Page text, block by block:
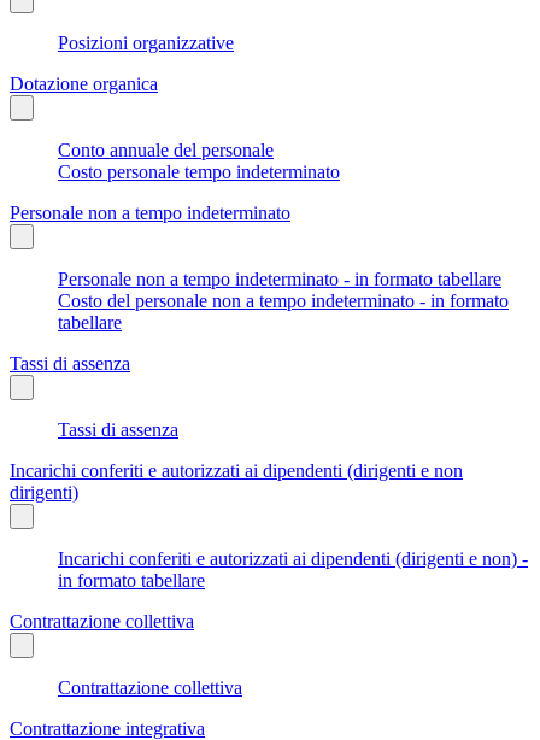
Posizioni organizzative
Dotazione organica
Conto annuale del personale
Costo personale tempo indeterminato
Personale non a tempo indeterminato
Personale non a tempo indeterminato - in formato tabellare
Costo del personale non a tempo indeterminato - in formato
tabellare
Tassi di assenza
Tassi di assenza
Incarichi conferiti e autorizzati ai dipendenti (dirigenti e non
dirigenti)
Incarichi conferiti e autorizzati ai dipendenti (dirigenti e non) -
in formato tabellare
Contrattazione collettiva
Contrattazione collettiva
Contrattazione integrativa